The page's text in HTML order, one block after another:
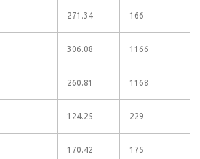
271.34 166
306.08 1166
260.81 1168
124.25 229
170.42 175